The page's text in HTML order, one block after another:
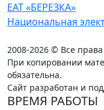
ЕАТ «БЕРЕЗКА»
Национальная
2008-2026 © Все
При копировании
обязательна.
Сайт разработан и
ВРЕМЯ РАБОТЫ